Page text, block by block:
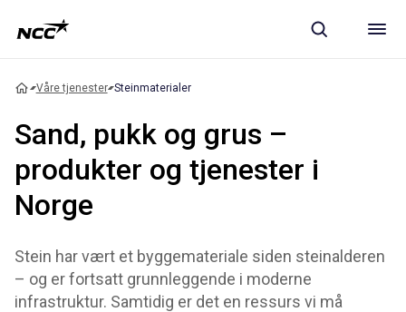
Våre tjenester Steinmaterialer
Sand, pukk og grus –
produkter og tjenester i
Norge
Stein har vært et byggemateriale siden steinalderen
– og er fortsatt grunnleggende i moderne
infrastruktur. Samtidig er det en ressurs vi må